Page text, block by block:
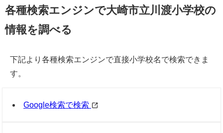
各種検索エンジンで大崎市立川渡小学校の
情報を調べる
下記より各種検索エンジンで直接小学校名で検索できま
す。
Google検索で検索